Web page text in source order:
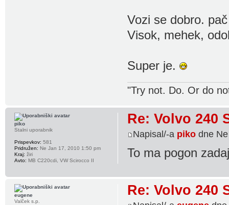
Vozi se dobro.
Visok, mehek,
Super je.
"Try not. Do. Or do
Re: Volvo 240
Napisal/-a piko dne
To ma pogon
piko
Stalni uporabnik
Prispevkov: 581
Pridružen: Ne Jan 17, 2010 1:50 pm
Kraj: žiri
Avto: MB C220cdi, VW Scirocco II
Re: Volvo 240
eugene
Valček s.p.